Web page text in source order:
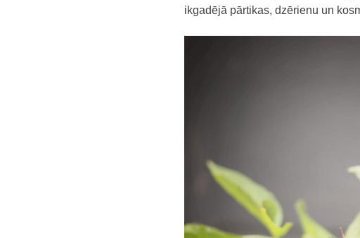
ikgadējā pārtikas, dzērienu un